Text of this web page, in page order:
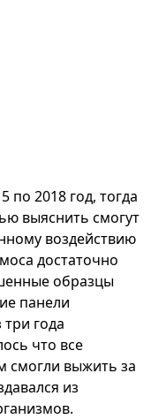
по 2018 год, тогда
выяснить смогут
воздействию
достаточно
образцы
панели
года
что все
выжить за
из